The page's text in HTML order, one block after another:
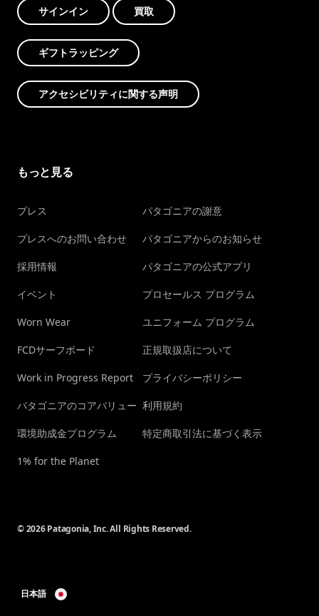
サインイン 買取
ギフトラッピング
アクセシビリティに関する声明
もっと見る
プレス
プレスへのお問い合わせ
採用情報
イベント
Worn Wear
FCDサーフボード
Work in Progress Report
パタゴニアのコアバリュー
環境助成金プログラム
1% for the Planet
パタゴニアの謝意
パタゴニアからのお知らせ
パタゴニアの公式アプリ
プロセールス プログラム
ユニフォーム プログラム
正規取扱店について
プライバシーポリシー
利用規約
特定商取引法に基づく表示
© 2026 Patagonia, Inc. All Rights Reserved.
日本語